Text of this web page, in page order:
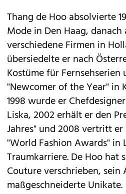
Thang de Hoo absolvierte
Mode in Den Haag,
verschiedene Firmen in
übersiedelte er nach
Kostüme für Fernsehserien
"Newcomer of the Year" in
1998 wurde er
Liska, 2002 erhält er den
Jahres" und 2008 vertritt
"World Fashion Awards" in
Traumkarriere. De Hoo hat
Couture verschrieben,
maßgeschneiderte Unikate.